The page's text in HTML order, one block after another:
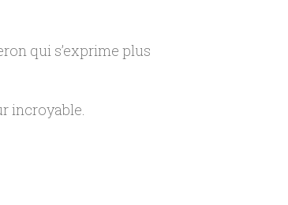
qui s’exprime plus
incroyable.